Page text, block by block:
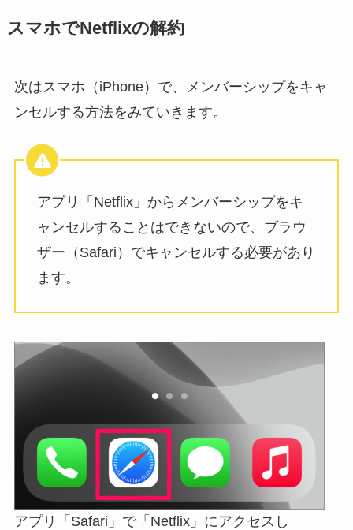
スマホでNetflixの解約
次はスマホ（iPhone）で、メンバーシップをキャ
ンセルする方法をみていきます。
アプリ「Netflix」からメンバーシップをキ
ャンセルすることはできないので、ブラウ
ザー（Safari）でキャンセルする必要があり
ます。
アプリ「Safari」で「Netflix」にアクセスし